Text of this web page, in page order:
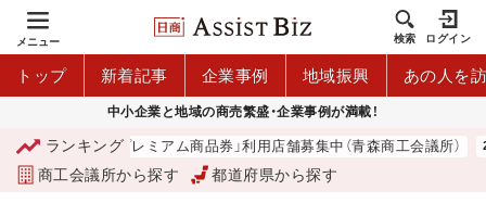
メニュー 検索 ログイン
トップ 新着記事 企業事例 地域振興 あの人を
中小企業と地域の商売繁盛・企業事例が満載！
ランキング
「青森市プレミアム商品券」利用店舗募集中（青森商工会議所）
商工会議所から探す 都道府県から探す